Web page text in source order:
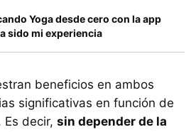
Yoga desde cero con la app
sido mi experiencia
beneficios en ambos
significativas en función de
decir, sin depender de la